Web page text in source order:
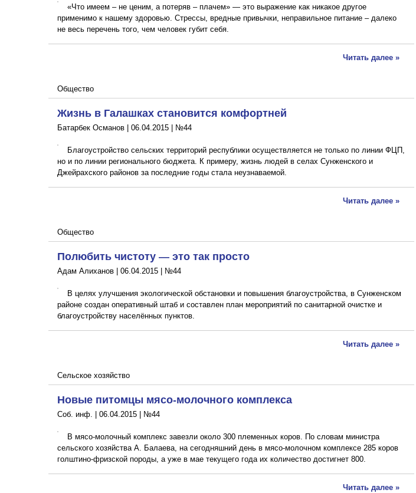
«Что имеем – не ценим, а потеряв – плачем» — это выражение как никакое другое
применимо к нашему здоровью. Стрессы, вредные привычки, неправильное питание – далеко
не весь перечень того, чем человек губит себя.
Читать далее »
Общество
Жизнь в Галашках становится комфортней
Батарбек Османов | 06.04.2015 №44
Благоустройство сельских территорий республики осуществляется не только по линии ФЦП,
но и по линии регионального бюджета. К примеру, жизнь людей в селах Сунженского и
Джейрахского районов за последние годы стала неузнаваемой.
Читать далее »
Общество
Полюбить чистоту — это так просто
Адам Алиханов | 06.04.2015 №44
В целях улучшения экологической обстановки и повышения благоустройства, в Сунженском
районе создан оперативный штаб и составлен план мероприятий по санитарной очистке и
благоустройству населённых пунктов.
Читать далее »
Сельское хозяйство
Новые питомцы мясо-молочного комплекса
Соб. инф. | 06.04.2015 №44
В мясо-молочный комплекс завезли около 300 племенных коров. По словам министра
сельского хозяйства А. Балаева, на сегодняшний день в мясо-молочном комплексе 285 коров
голштино-фризской породы, а уже в мае текущего года их количество достигнет 800.
Читать далее »